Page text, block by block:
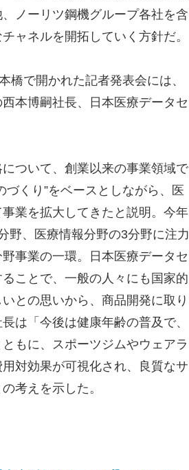
ノーリツ鋼機グループ各社を含
ャネルを開拓していく方針だ。
で開かれた記者発表会には、
本博嗣社長、日本医療データセ
ついて、創業以来の事業領域で
くり”をベースとしながら、医
業を拡大してきたと説明。今年
野、医療情報分野の3分野に注力
事業の一環。日本医療データセ
ことで、一般の人々にも国家的
との思いから、商品開発に取り
は「今後は健康年齢の普及で、
もに、スポーツジムやウェアラ
対効果が可視化され、良質なサ
考えを示した。